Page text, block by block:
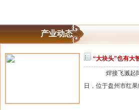
产业动态
“大块头”也有大
焊接飞溅起阵
日，位于盘州市红